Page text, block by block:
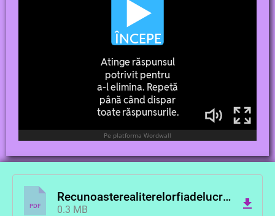
PDF
Recunoasterealiterelorfiadelucru.pdf
0.3 MB